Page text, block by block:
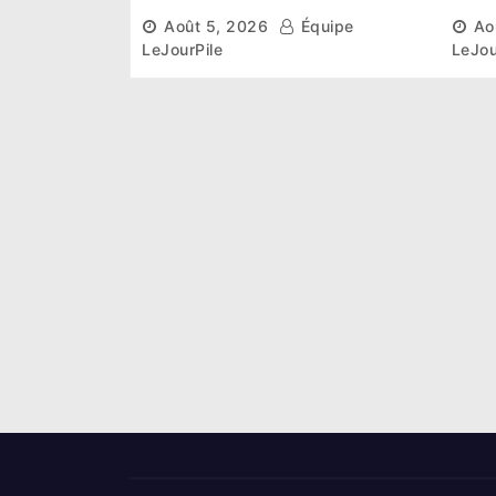
des infrastructures et
ambitieux pour les
Éléphants
Août 5, 2026
Équipe
LeJourPile